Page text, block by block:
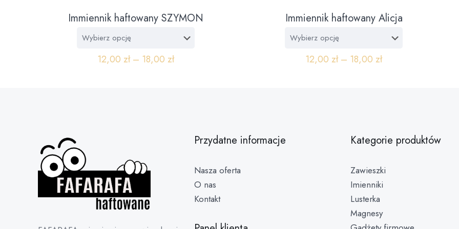
Immiennik haftowany SZYMON
12,00zł– 18,00zł
Immiennik haftowany Alicja
12,00zł– 18,00zł
Przydatne informacje
Nasza oferta
O nas
Kontakt
Kategorie produktów
Zawieszki
Imienniki
Lusterka
Magnesy